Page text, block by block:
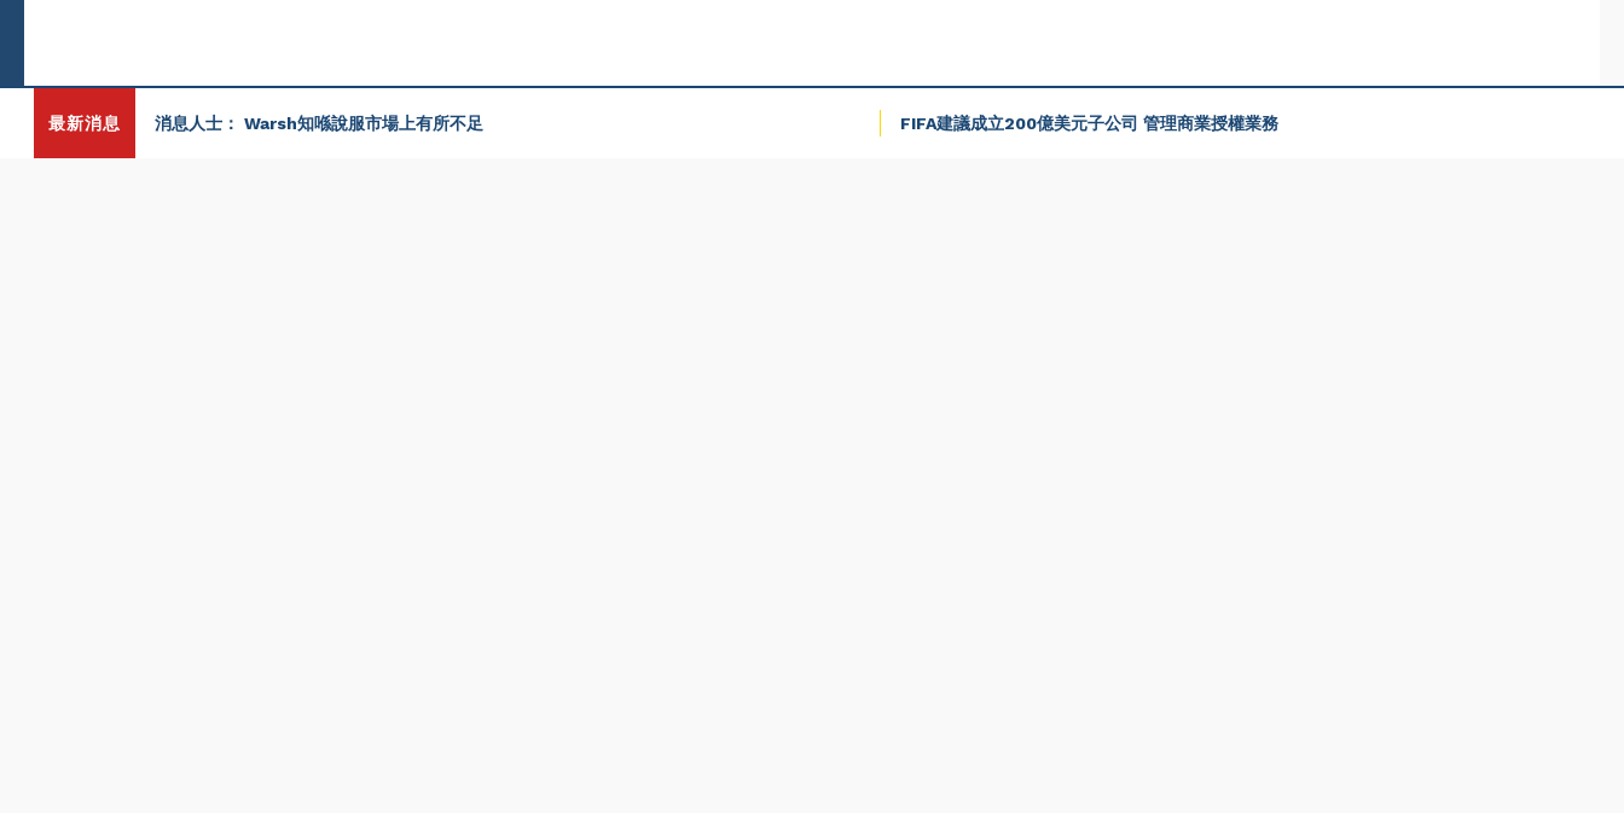
最新消息 消息人士： Warsh知喺說服市場上有所不足 FIFA建議成立200億美元子公司 管理商業授權業務